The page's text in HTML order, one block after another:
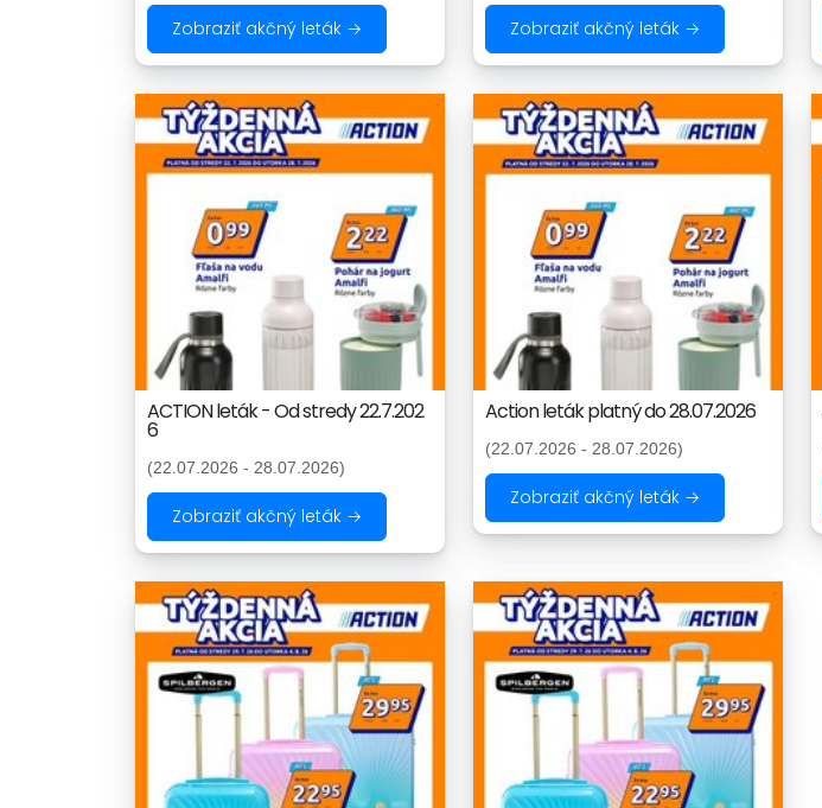
Zobraziť akčný leták → Zobraziť akčný leták →
ACTION leták - Od stredy 22.7.202
6
(22.07.2026 - 28.07.2026)
Zobraziť akčný leták →
Action leták platný do 28.07.2026
(22.07.2026 - 28.07.2026)
Zobraziť akčný leták →